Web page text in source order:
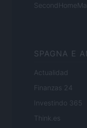
SPAGNA E
Actualidad
Finanzas 24
Investindo 365
Think.es